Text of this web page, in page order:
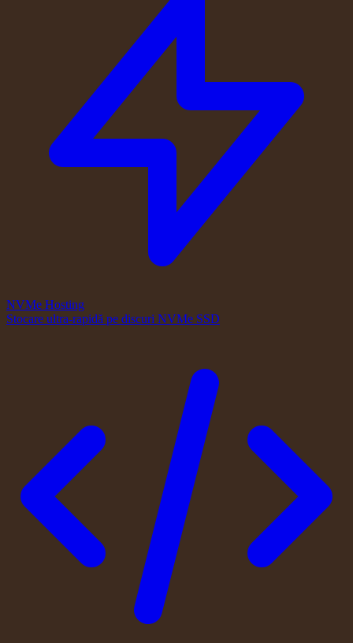
NVMe Hosting
Stocare ultra-rapidă pe discuri NVMe SSD